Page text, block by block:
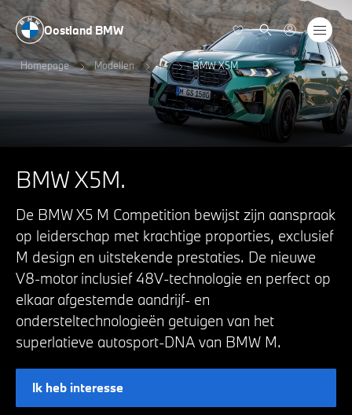
Oostland BMW
Homepage Modellen M BMW X5M
BMW X5M.
De BMW X5 M Competition bewijst zijn aanspraak
op leiderschap met krachtige proporties, exclusief
M design en uitstekende prestaties. De nieuwe
V8-motor inclusief 48V-technologie en perfect op
elkaar afgestemde aandrijf- en
ondersteltechnologieën getuigen van het
superlatieve autosport-DNA van BMW M.
Ik heb interesse